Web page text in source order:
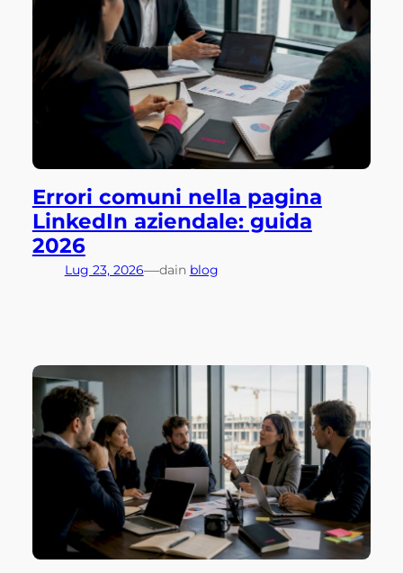
Errori comuni nella pagina
LinkedIn aziendale: guida
2026
Lug 23, 2026—dain blog